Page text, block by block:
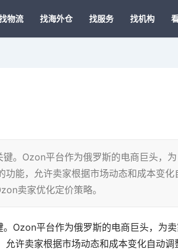
物流 找海外仓 找服务 找机构
。Ozon平台作为俄罗斯的电商巨头，为
功能，允许卖家根据市场动态和成本变化
卖家优化定价策略。
Ozon平台作为俄罗斯的电商巨头，为
允许卖家根据市场动态和成本变化自动调